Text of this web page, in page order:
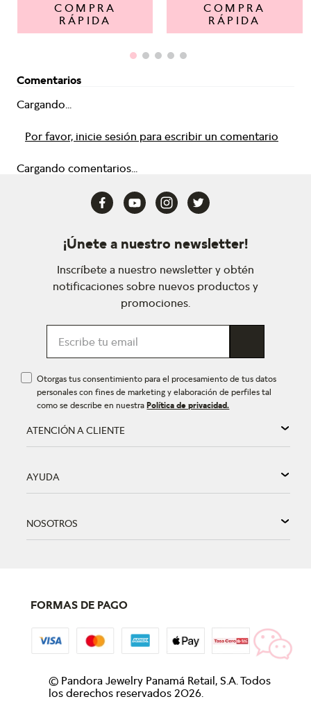
COMPRA
RÁPIDA
COMPRA
RÁPIDA
Comentarios
Cargando...
Por favor, inicie sesión para escribir un comentario
Cargando comentarios...
¡Únete a nuestro newsletter!
Inscríbete a nuestro newsletter y obtén
notificaciones sobre nuevos productos y
promociones.
Otorgas tus consentimiento para el procesamiento de tus datos
personales con fines de marketing y elaboración de perfiles tal
como se describe en nuestraPolítica de privacidad.
ATENCIÓN A CLIENTE
AYUDA
NOSOTROS
FORMAS DE PAGO
© Pandora Jewelry Panamá Retail, S.A. Todos
los derechos reservados 2026.